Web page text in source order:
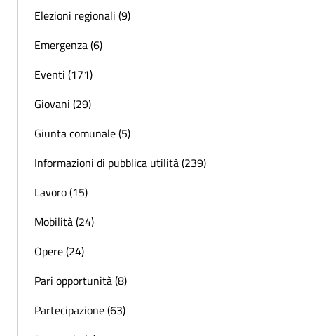
Elezioni regionali (9)
Emergenza (6)
Eventi (171)
Giovani (29)
Giunta comunale (5)
Informazioni di pubblica utilità (239)
Lavoro (15)
Mobilità (24)
Opere (24)
Pari opportunità (8)
Partecipazione (63)